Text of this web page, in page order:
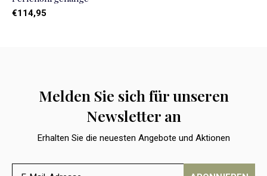
€114,95
Melden Sie sich für unseren
Newsletter an
Erhalten Sie die neuesten Angebote und Aktionen